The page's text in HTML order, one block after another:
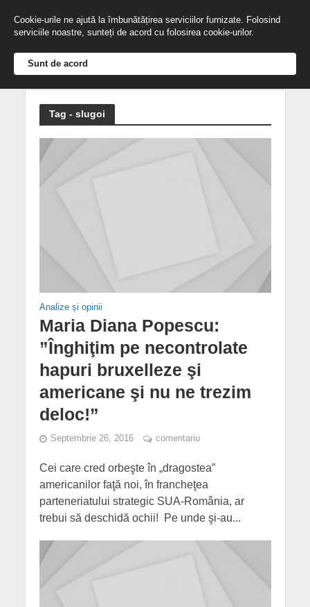
Tag - slugoi
Analize și opinii
Maria Diana Popescu:
”Înghiţim pe necontrolate
hapuri bruxelleze şi
americane şi nu ne trezim
deloc!”
Septembrie 26, 2016 comentariu
Cei care cred orbeşte în „dragostea”
americanilor faţă noi, în francheţea
parteneriatului strategic SUA-România, ar
trebui să deschidă ochii! Pe unde şi-au...
Cookie-urile ne ajută la îmbunătățirea serviciilor furnizate. Folosind
serviciile noastre, sunteți de acord cu folosirea cookie-urilor.
Sunt de acord